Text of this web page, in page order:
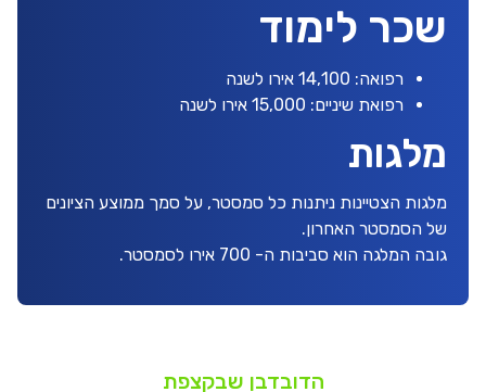
שכר לימוד
רפואה: 14,100 אירו לשנה
רפואת שיניים: 15,000 אירו לשנה
מלגות
מלגות הצטיינות ניתנות כל סמסטר, על סמך ממוצע הציונים
של הסמסטר האחרון.
גובה המלגה הוא סביבות ה- 700 אירו לסמסטר.
הדובדבן שבקצפת